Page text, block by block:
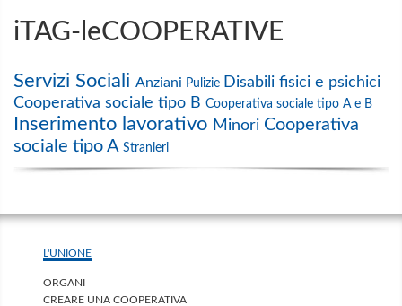
iTAG-leCOOPERATIVE
Servizi Sociali Anziani Pulizie Disabili fisici e psichici
Cooperativa sociale tipo B Cooperativa sociale tipo A e B
Inserimento lavorativo Minori Cooperativa
sociale tipo A Stranieri
L'UNIONE
ORGANI
CREARE UNA COOPERATIVA